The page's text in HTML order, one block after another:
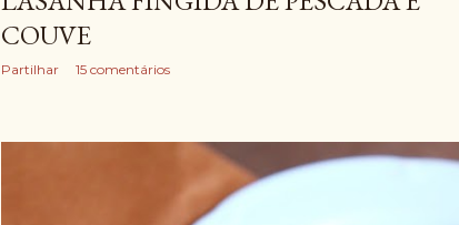
COUVE
Partilhar 15 comentários